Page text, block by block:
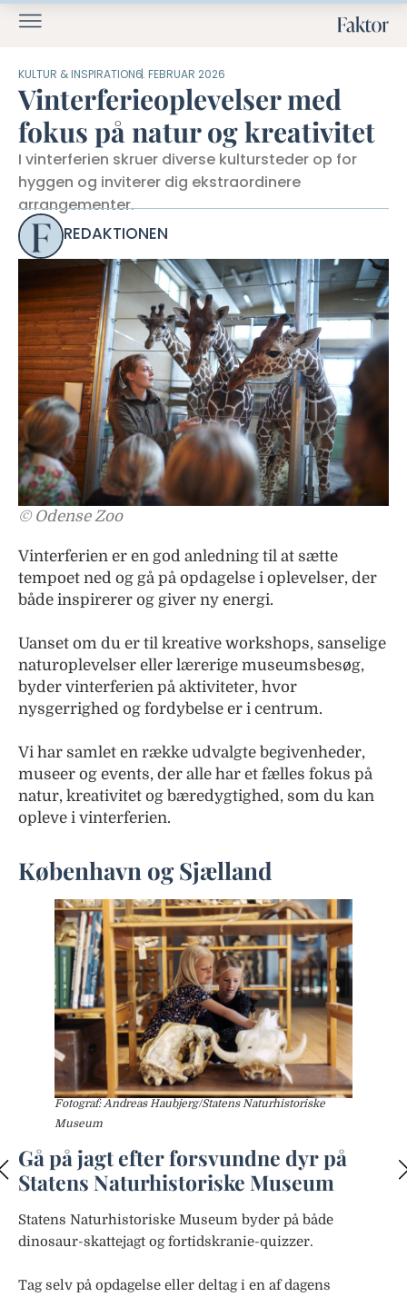
KULTUR & INSPIRATION6. FEBRUAR 2026
Vinterferieoplevelser med
fokus på natur og kreativitet
I vinterferien skruer diverse kultursteder op for
hyggen og inviterer dig ekstraordinere
arrangementer.
REDAKTIONEN
© Odense Zoo
Vinterferien er en god anledning til at sætte
tempoet ned og gå på opdagelse i oplevelser, der
både inspirerer og giver ny energi.
Uanset om du er til kreative workshops, sanselige
naturoplevelser eller lærerige museumsbesøg,
byder vinterferien på aktiviteter, hvor
nysgerrighed og fordybelse er i centrum.
Vi har samlet en række udvalgte begivenheder,
museer og events, der alle har et fælles fokus på
natur, kreativitet og bæredygtighed, som du kan
opleve i vinterferien.
København og Sjælland
Fotograf: Andreas Haubjerg/Statens Naturhistoriske
Museum
Gå på jagt efter forsvundne dyr på
Statens Naturhistoriske Museum
Statens Naturhistoriske Museum byder på både
dinosaur-skattejagt og fortidskranie-quizzer.
Tag selv på opdagelse eller deltag i en af dagens